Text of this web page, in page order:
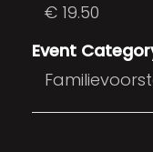
€ 19.50
Event